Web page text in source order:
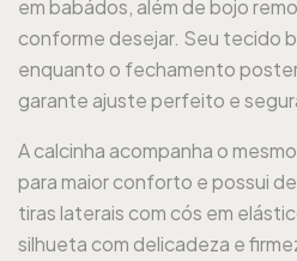
em babádos, além de bojo
conforme desejar. Seu tecido
enquanto o fechamento
garante ajuste perfeito e
A calcinha acompanha o
para maior conforto e possui
tiras laterais com cós em
silhueta com delicadeza e